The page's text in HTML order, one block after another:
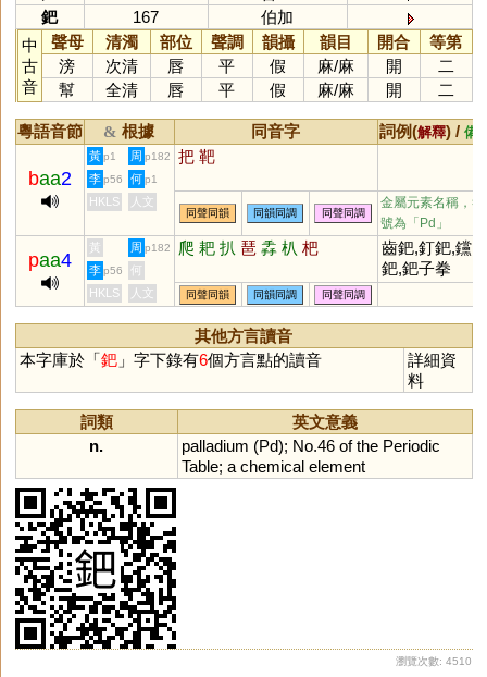
鈀
167
伯加
中
古
音
聲母 清濁 部位 聲調 韻攝 韻目 開合
等第
滂
次清 唇 平 假 麻/麻 開
二
幫
全清 唇 平 假 麻/麻 開 二
粵語音節 & 根據 同音字 詞例(解釋) / 備
baa2
黃 p1 周 p182 把 靶
李 p56 何 p1
HKLS 人文
同聲同韻 同韻同調 同聲同調
金屬元素名稱，符
號為「Pd」
paa4
黃 周 p182 爬 耙 扒 琶 掱 朳 杷
齒鈀,釘鈀,钂
鈀,鈀子拳
李 p56
何
HKLS
人文 同聲同韻 同韻同調 同聲同調
其他方言讀音
本字庫於「鈀」字下錄有6個方言點的讀音
詳細資
料
詞類
英文意義
n.
palladium (Pd); No.46 of the Periodic
Table; a chemical element
瀏覽次數: 4510